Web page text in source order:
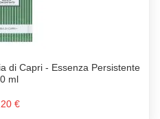
di Capri - Essenza Persistente
ml
€